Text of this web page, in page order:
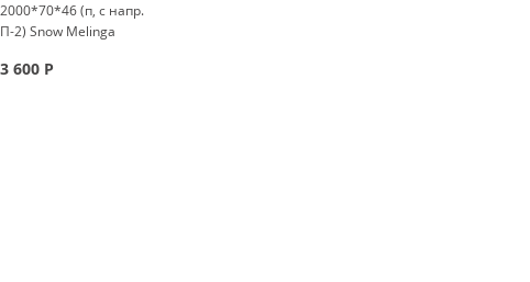
2000*70*46 (п, с напр.
П-2) Snow Melinga
3 600 Р